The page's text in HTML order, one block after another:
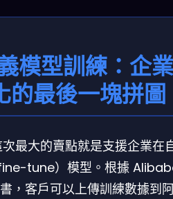
模型訓練：企
的最後一塊拼圖
最大的賣點就是支援企業在
tune）模型。根據
，客戶可以上傳訓練數據到